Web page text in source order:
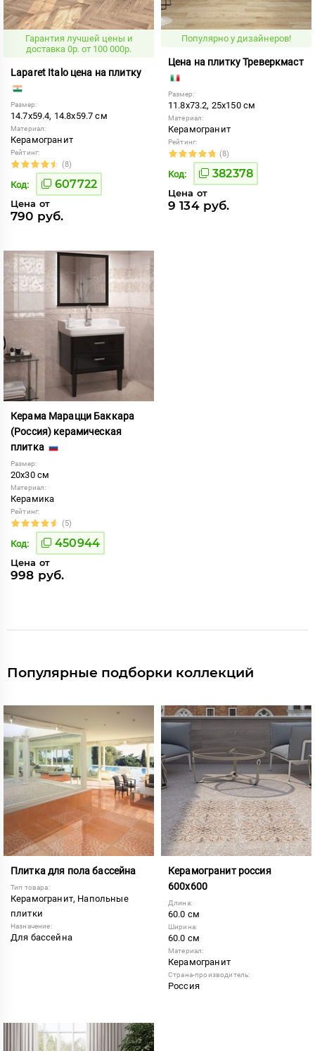
Гарантия лучшей цены и
доставка 0р. от 100 000р.
Laparet Italo цена на плитку
Размер:
14.7x59.4, 14.8x59.7 см
Материал:
Керамогранит
Рейтинг:
(8)
Код: 607722
Цена от
790 руб.
Популярно у дизайнеров!
Цена на плитку Треверкмаст
Размер:
11.8x73.2, 25x150 см
Материал:
Керамогранит
Рейтинг:
(8)
Код: 382378
Цена от
9 134 руб.
Керама Марацци Баккара
(Россия) керамическая
плитка
Размер:
20x30 см
Материал:
Керамика
Рейтинг:
(5)
Код: 450944
Цена от
998 руб.
Популярные подборки коллекций
Плитка для пола бассейна
Тип товара:
Керамогранит, Напольные
плитки
Назначение:
Для бассейна
Керамогранит россия
600х600
Длина:
60.0 см
Ширина:
60.0 см
Материал:
Керамогранит
Страна-производитель:
Россия